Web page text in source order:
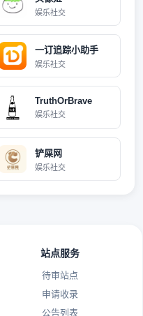
娱乐社交
一订追踪小助手
娱乐社交
TruthOrBrave
娱乐社交
铲屎网
娱乐社交
站点服务
待审站点
申请收录
公告列表